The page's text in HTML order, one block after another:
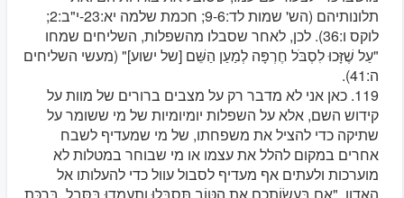
תלונותיהם (הש' שמות לד:9-6; חכמת שלמה יא:23-י"ב:2;
לוקס ו:36). לכן, לאחר שסבלו מהשפלות, השליחים שמחו
"עַל שֶׁזָּכוּ לִסְבֹּל חֶרְפָּה לְמַעַן הַשֵּׁם [של ישוע]" (מעשי השליחים
ה:41).
119. כאן אני לא מדבר רק על מצבים ברורים של מוות על
קידוש השם, אלא על השפלות יומיומיות של מי ששומר על
שתיקה כדי להציל את משפחתו, של מי שמעדיף לשבח
אחרים במקום להלל את עצמו או מי שבוחר במטלות לא
מוערכות ולעתים אף מעדיף לסבול עוול כדי להעלותו אל